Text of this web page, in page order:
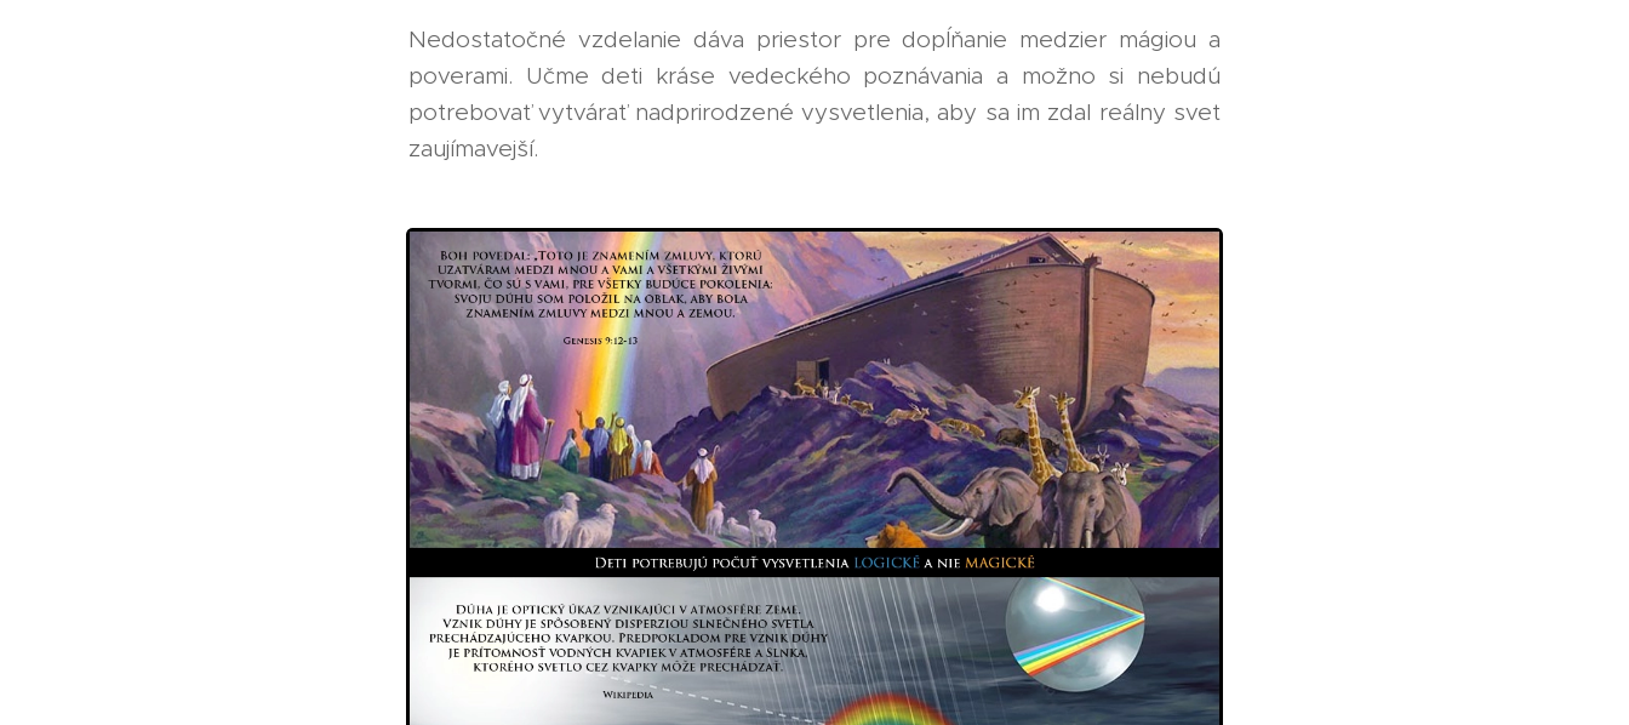
Nedostatočné vzdelanie dáva priestor pre dopĺňanie medzier mágiou a
poverami. Učme deti kráse vedeckého poznávania a možno si nebudú
potrebovať vytvárať nadprirodzené vysvetlenia, aby sa im zdal reálny svet
zaujímavejší.